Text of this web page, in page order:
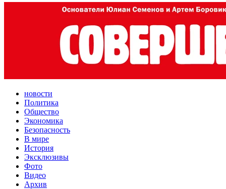
новости
Политика
Общество
Экономика
Безопасность
В мире
История
Эксклюзивы
Фото
Видео
Архив